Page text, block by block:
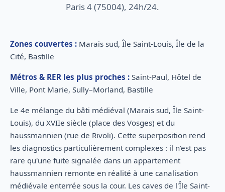
Paris 4 (75004), 24h/24.
Zones couvertes : Marais sud, Île Saint-Louis, Île de la
Cité, Bastille
Métros & RER les plus proches : Saint-Paul, Hôtel de
Ville, Pont Marie, Sully–Morland, Bastille
Le 4e mélange du bâti médiéval (Marais sud, Île Saint-
Louis), du XVIIe siècle (place des Vosges) et du
haussmannien (rue de Rivoli). Cette superposition rend
les diagnostics particulièrement complexes : il n'est pas
rare qu'une fuite signalée dans un appartement
haussmannien remonte en réalité à une canalisation
médiévale enterrée sous la cour. Les caves de l'Île Saint-